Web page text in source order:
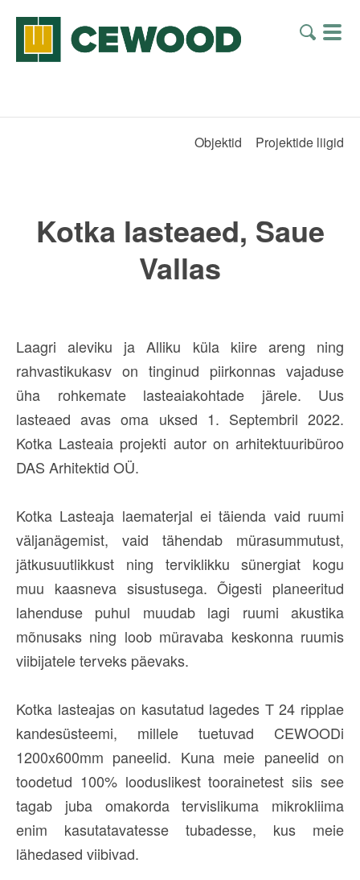
Objektid Projektide liigid
Kotka lasteaed, Saue
Vallas
Laagri aleviku ja Alliku küla kiire areng ning
rahvastikukasv on tinginud piirkonnas vajaduse
üha rohkemate lasteaiakohtade järele. Uus
lasteaed avas oma uksed 1. Septembril 2022.
Kotka Lasteaia projekti autor on arhitektuuribüroo
DAS Arhitektid OÜ.
Kotka Lasteaja laematerjal ei täienda vaid ruumi
väljanägemist, vaid tähendab mürasummutust,
jätkusuutlikkust ning terviklikku sünergiat kogu
muu kaasneva sisustusega. Õigesti planeeritud
lahenduse puhul muudab lagi ruumi akustika
mõnusaks ning loob müravaba keskonna ruumis
viibijatele terveks päevaks.
Kotka lasteajas on kasutatud lagedes T 24 ripplae
kandesüsteemi, millele tuetuvad CEWOODi
1200x600mm paneelid. Kuna meie paneelid on
toodetud 100% looduslikest toorainetest siis see
tagab juba omakorda tervislikuma mikrokliima
enim kasutatavatesse tubadesse, kus meie
lähedased viibivad.